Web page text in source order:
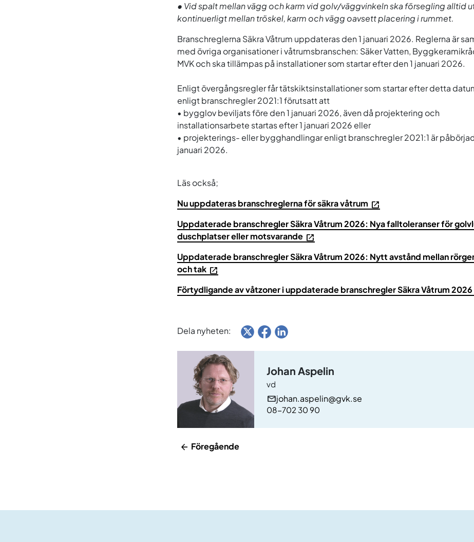
• Vid spalt mellan vägg och karm vid golv/väggvinkeln ska försegling alltid
kontinuerligt mellan tröskel, karm och vägg oavsett placering i rummet.
Branschreglerna Säkra Våtrum uppdateras den 1 januari 2026. Reglerna är
med övriga organisationer i våtrumsbranschen: Säker Vatten,
MVK och ska tillämpas på installationer som startar efter den 1 januari 2026.
Enligt övergångsregler får tätskiktsinstallationer som startar efter detta
enligt branschregler 2021:1 förutsatt att
• bygglov beviljats före den 1 januari 2026, även då projektering och
installationsarbete startas efter 1 januari 2026 eller
• projekterings- eller bygghandlingar enligt branschregler 2021:1 är
januari 2026.
Läs också;
Nu uppdateras branschreglerna för säkra våtrum
Uppdaterade branschregler Säkra Våtrum 2026: Nya falltoleranser för
duschplatser eller motsvarande
Uppdaterade branschregler Säkra Våtrum 2026: Nytt avstånd mellan
och tak
Förtydligande av våtzoner i uppdaterade branschregler Säkra Våtrum 2026
Dela nyheten:
Johan Aspelin
vd
johan.aspelin@gvk.se
08-702 30 90
Föregående